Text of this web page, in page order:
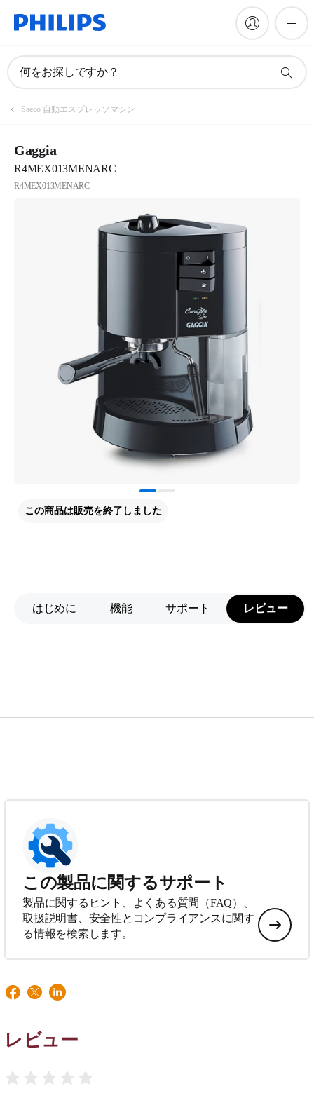
何をお探しですか？
Saeco 自動エスプレッソマシン
Gaggia
R4MEX013MENARC
R4MEX013MENARC
この商品は販売を終了しました
はじめに 機能 サポート レビュー
この製品に関するサポート
製品に関するヒント、よくある質問（FAQ）、
取扱説明書、安全性とコンプライアンスに関す
る情報を検索します。
レビュー